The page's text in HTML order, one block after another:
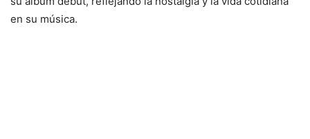
en su música.